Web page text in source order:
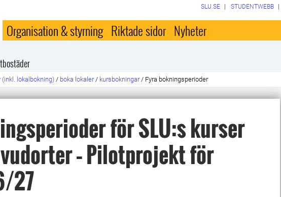
SLU.SE STUDENTWEBB
Organisation & styrning Riktade sidor Nyheter
(inkl. lokalbokning) / boka lokaler / kursbokningar / Fyra bokningsperioder
för SLU:s kurser
– Pilotprojekt för
27